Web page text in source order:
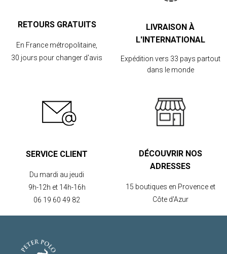
RETOURS GRATUITS
En France métropolitaine,
30 jours pour changer d'avis
LIVRAISON À
L'INTERNATIONAL
Expédition vers 33 pays partout
dans le monde
SERVICE CLIENT
Du mardi au jeudi
9h-12h et 14h-16h
06 19 60 49 82
DÉCOUVRIR NOS
ADRESSES
15 boutiques en Provence et
Côte d'Azur